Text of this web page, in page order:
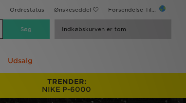
Ordrestatus Ønskeseddel Forsendelse Til...
Indkøbskurven er tom
Udsalg
TRENDER:
NIKE P-6000